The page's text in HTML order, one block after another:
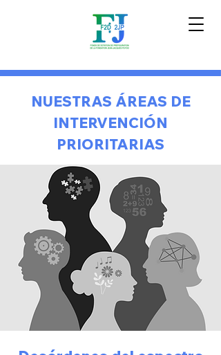
NUESTRAS ÁREAS DE
INTERVENCIÓN
PRIORITARIAS